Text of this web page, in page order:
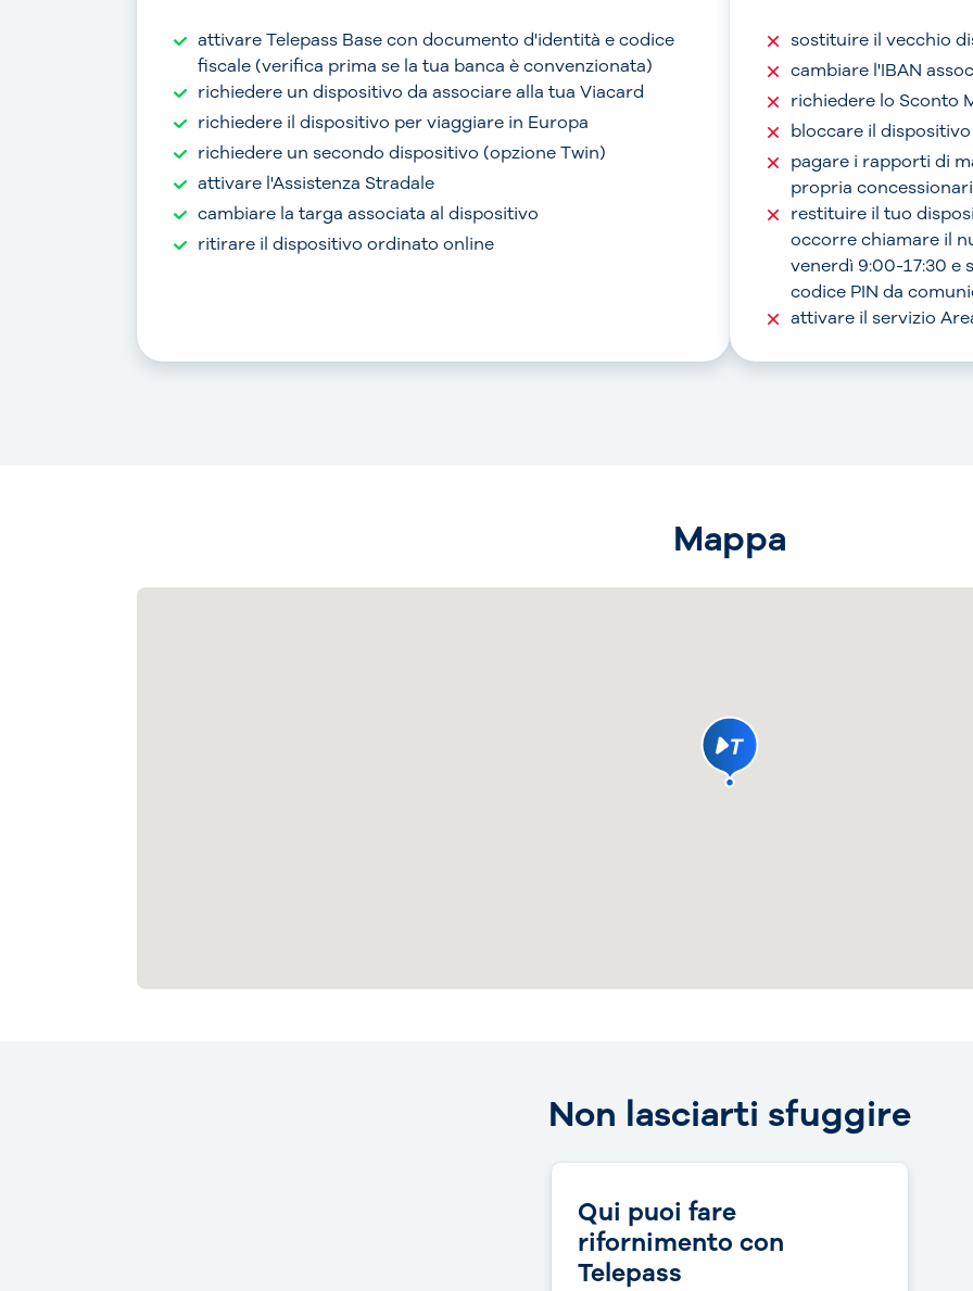
attivare Telepass Base con documento d'identità e codice
fiscale (verifica prima se la tua banca è convenzionata)
richiedere un dispositivo da associare alla tua Viacard
richiedere il dispositivo per viaggiare in Europa
richiedere un secondo dispositivo (opzione Twin)
attivare l'Assistenza Stradale
cambiare la targa associata al dispositivo
ritirare il dispositivo ordinato online
sostituire il vecchio
cambiare l'IBAN
richiedere lo Sconto
bloccare il
pagare i rapporti di
propria
restituire il tuo
occorre chiamare il
venerdì 9:00-17:30 e
codice PIN da
attivare il servizio
Mappa
Non lasciarti sfuggire
Qui puoi fare
rifornimento con
Telepass